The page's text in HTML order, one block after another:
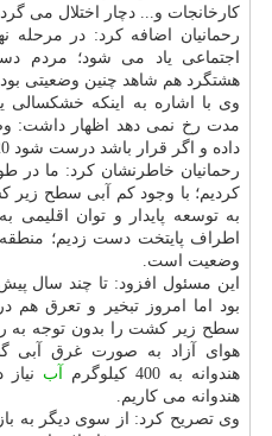
كارخانجات و... دچار اختلال می
رحمانیان اضافه كرد: در مرحله
اجتماعی یاد می شود؛ مردم
هشتگرد هم شاهد چنین وضعیتی
وی با اشاره به اینكه خشكسالی
داده و اگر قرار باشد درست شود 20 سال طول می كشد.
رحمانیان خاطرنشان كرد: ما در
كردیم؛ با وجود كم آبی سطح زیر
به توسعه پایدار و توان
وضعیت است.
این مسئول افزود: تا چند سال
بود اما امروز تبخیر و تعرق
سطح زیر كشت را بدون توجه به
هوای آزاد به صورت غرق آبی
هندوانه به 400 كیلوگرم
آب
هندوانه می كاریم.
وی تصریح كرد: از سوی دیگر به